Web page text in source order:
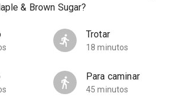
& Brown Sugar?
Trotar
18 minutos
Para caminar
45 minutos